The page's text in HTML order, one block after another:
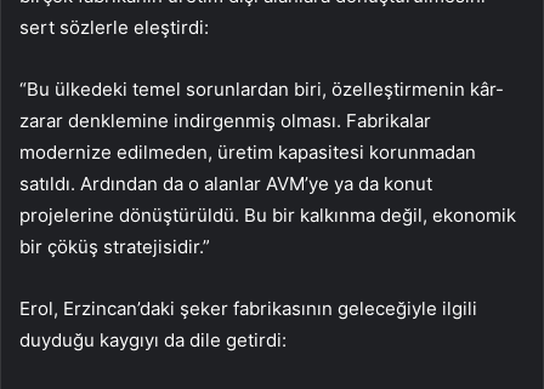
sert sözlerle eleştirdi:
“Bu ülkedeki temel sorunlardan biri, özelleştirmenin kâr-
zarar denklemine indirgenmiş olması. Fabrikalar
modernize edilmeden, üretim kapasitesi korunmadan
satıldı. Ardından da o alanlar AVM’ye ya da konut
projelerine dönüştürüldü. Bu bir kalkınma değil, ekonomik
bir çöküş stratejisidir.”
Erol, Erzincan’daki şeker fabrikasının geleceğiyle ilgili
duyduğu kaygıyı da dile getirdi: